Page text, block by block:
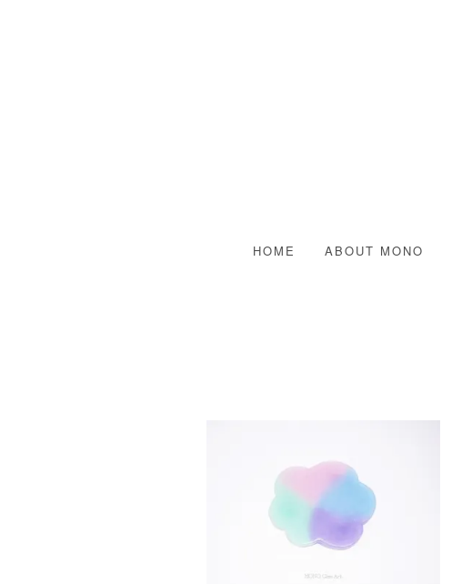
HOME ABOUT MONO